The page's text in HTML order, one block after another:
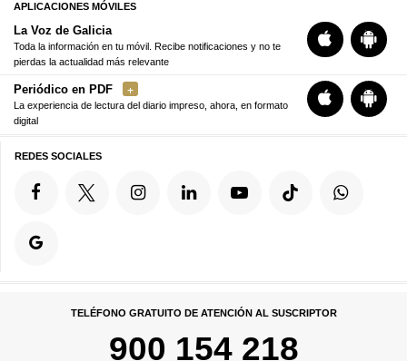
APLICACIONES MÓVILES
La Voz de Galicia
Toda la información en tu móvil. Recibe notificaciones y no te
pierdas la actualidad más relevante
Periódico en PDF
La experiencia de lectura del diario impreso, ahora, en formato
digital
REDES SOCIALES
TELÉFONO GRATUITO DE ATENCIÓN AL SUSCRIPTOR
900 154 218